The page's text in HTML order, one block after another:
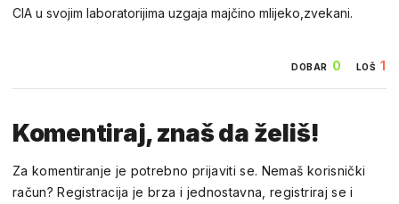
CIA u svojim laboratorijima uzgaja majčino mlijeko,zvekani.
DOBAR 0 LOŠ 1
Komentiraj, znaš da želiš!
Za komentiranje je potrebno prijaviti se. Nemaš korisnički
račun? Registracija je brza i jednostavna, registriraj se i